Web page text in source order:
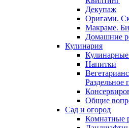
Декупаж
Оригами.
Макраме.
Домашние
Кулинария
Напитки
Раздельное
Общие
Сад и огород
Комнатные